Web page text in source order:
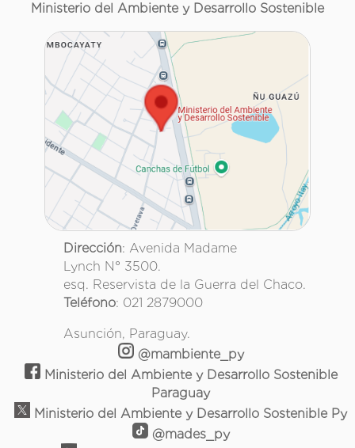
Ministerio del Ambiente y Desarrollo Sostenible
Dirección: Avenida Madame
Lynch N° 3500.
esq. Reservista de la Guerra del Chaco.
Teléfono: 021 2879000
Asunción, Paraguay.
@mambiente_py
Ministerio del Ambiente y Desarrollo Sostenible
Paraguay
Ministerio del Ambiente y Desarrollo Sostenible Py
@mades_py